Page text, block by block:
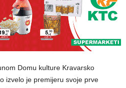
Domu kulture Kravarsko
izvelo je premijeru svoje prve